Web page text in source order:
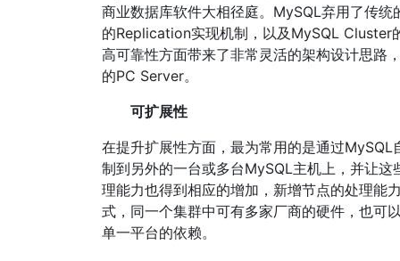
商业数据库软件大相径庭。MySQL弃用了传
的Replication实现机制，以及MySQL Cluster
高可靠性方面带来了非常灵活的架构设计思路
的PC Server。
可扩展性
在提升扩展性方面，最为常用的是通过
制到另外的一台或多台MySQL主机上，并让
理能力也得到相应的增加，新增节点的处理能
式，同一个集群中可有多家厂商的硬件，也可
单一平台的依赖。